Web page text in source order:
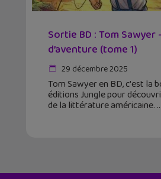
Sortie BD : Tom Sawyer
d’aventure (tome 1)
29 décembre 2025
Tom Sawyer en BD, c'est la
éditions Jungle pour
de la littérature américaine.